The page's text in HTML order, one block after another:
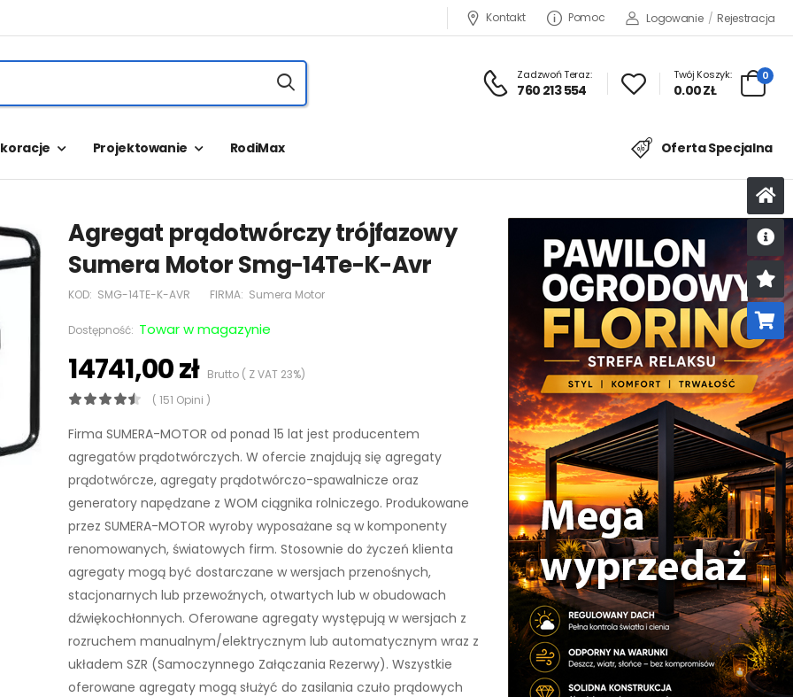
Kontakt Pomoc Logowanie / Rejestracja
Zadzwoń Teraz:
760 213 554
Twój Koszyk:
0.00 ZŁ
0
Projektowanie RodiMax Oferta Specjalna
Agregat prądotwórczy trójfazowy
Sumera Motor Smg-14Te-K-Avr
KOD: SMG-14TE-K-AVR FIRMA: Sumera Motor
Dostępność: Towar w magazynie
14741,00 złBrutto ( Z VAT 23%)
( 151 Opini )
Firma SUMERA-MOTOR od ponad 15 lat jest producentem
agregatów prądotwórczych. W ofercie znajdują się agregaty
prądotwórcze, agregaty prądotwórczo-spawalnicze oraz
generatory napędzane z WOM ciągnika rolniczego. Produkowane
przez SUMERA-MOTOR wyroby wyposażane są w komponenty
renomowanych, światowych firm. Stosownie do życzeń klienta
agregaty mogą być dostarczane w wersjach przenośnych,
stacjonarnych lub przewoźnych, otwartych lub w obudowach
dźwiękochłonnych. Oferowane agregaty występują w wersjach z
rozruchem manualnym/elektrycznym lub automatycznym wraz z
układem SZR (Samoczynnego Załączania Rezerwy). Wszystkie
oferowane agregaty mogą służyć do zasilania czuło prądowych